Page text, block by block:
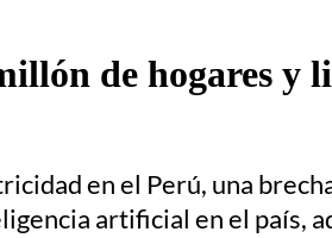
de hogares y
en el Perú, una
artificial en el país,